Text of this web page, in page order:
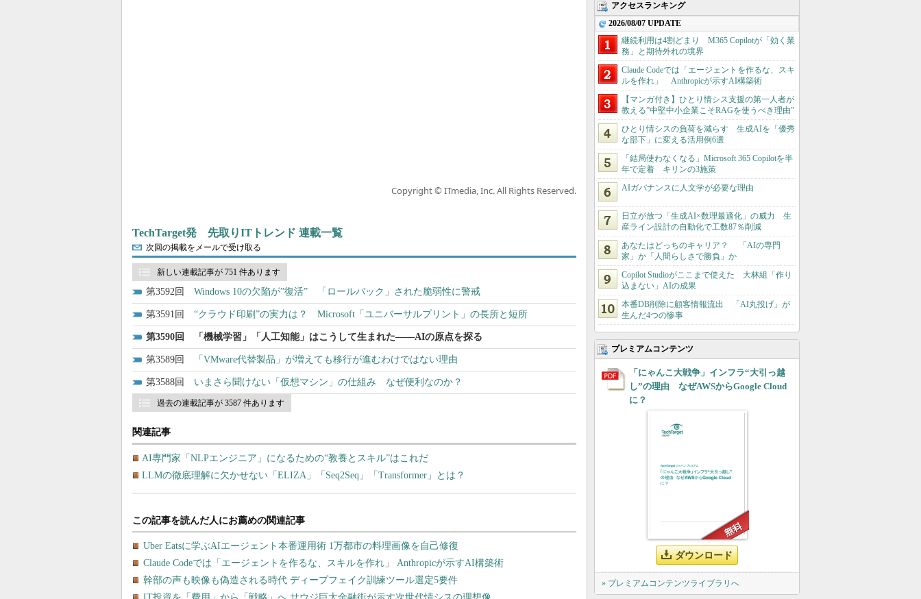
Copyright © ITmedia, Inc. All Rights Reserved.
TechTarget発 先取りITトレンド 連載一覧
次回の掲載をメールで受け取る
新しい連載記事が 751 件あります
3592 Windows 10の欠陥が”復活” 「ロールバック」された脆弱性に警戒
3591 “クラウド印刷”の実力は？ Microsoft「ユニバーサルプリント」の長所と短所
3590 「機械学習」「人工知能」はこうして生まれた――AIの原点を探る
3589 「VMware代替製品」が増えても移行が進むわけではない理由
3588 いまさら聞けない「仮想マシン」の仕組み なぜ便利なのか？
過去の連載記事が 3587 件あります
関連記事
AI専門家「NLPエンジニア」になるための“教養とスキル”はこれだ
LLMの徹底理解に欠かせない「ELIZA」「Seq2Seq」「Transformer」とは？
アクセスランキング
2026/08/07 UPDATE
継続利用は4割どまり M365 Copilotが「効く業
務」と期待外れの境界
Claude Codeでは「エージェントを作るな、スキ
ルを作れ」 Anthropicが示すAI構築術
【マンガ付き】ひとり情シス支援の第一人者が
教える”中堅中小企業こそRAGを使うべき理由”
ひとり情シスの負荷を減らす 生成AIを「優秀
な部下」に変える活用例6選
「結局使わなくなる」Microsoft 365 Copilotを半
年で定着 キリンの3施策
AIガバナンスに人文学が必要な理由
日立が放つ「生成AI×数理最適化」の威力 生
産ライン設計の自動化で工数87％削減
あなたはどっちのキャリア？ 「AIの専門
家」か「人間らしさで勝負」か
Copilot Studioがここまで使えた 大林組「作り
込まない」AIの成果
本番DB削除に顧客情報流出 「AI丸投げ」が
生んだ4つの惨事
プレミアムコンテンツ
「にゃんこ大戦争」インフラ“大引っ越
し”の理由 なぜAWSからGoogle Cloud
に？
ダウンロード
» プレミアムコンテンツライブラリへ